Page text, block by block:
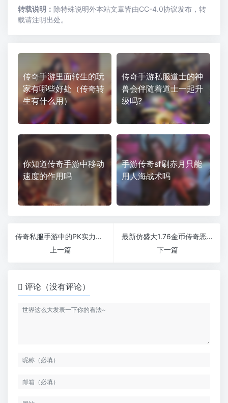
转载说明： 除特殊说明外本站文章皆由CC-4.0协议发布，转
载请注明出处。
传奇手游里面转生的玩
家有哪些好处（传奇转
生有什么用）
传奇手游私服道士的神
兽会伴随着道士一起升
级吗?
你知道传奇手游中移动
速度的作用吗
手游传奇sf刷赤月只能
用人海战术吗
传奇私服手游中的PK实力分哪些方面
上一篇
最新仿盛大1.76金币传奇恶魔祭坛上怪物和机关巨兽
下一篇
评论（没有评论）